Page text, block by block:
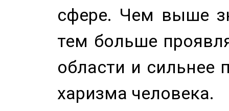
сфере. Чем выше
тем больше
области и сильнее
харизма человека.